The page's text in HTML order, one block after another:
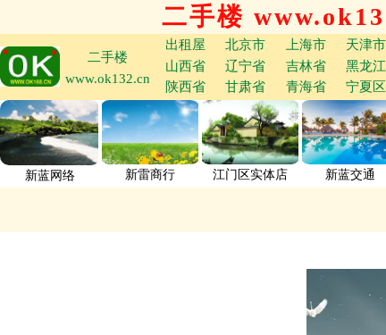
二手楼
二手楼
www.ok132.cn
出租屋 北京市 上海市 天津市
山西省
辽宁省 吉林省 黑龙江
陕西省
甘肃省 青海省 宁夏区
新蓝网络 新雷商行 江门区实体店 新蓝交通